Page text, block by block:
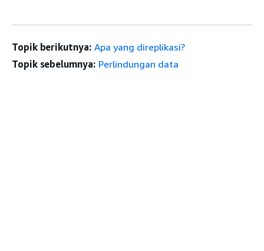
Topik berikutnya: Apa yang direplikasi?
Topik sebelumnya: Perlindungan data